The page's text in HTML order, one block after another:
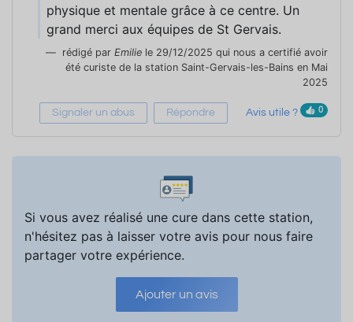
physique et mentale grâce à ce centre. Un
grand merci aux équipes de St Gervais.
rédigé par Emilie le 29/12/2025 qui nous a certifié avoir
été curiste de la station Saint-Gervais-les-Bains en Mai
2025
Signaler un abus Répondre Avis utile ? 0
Si vous avez réalisé une cure dans cette station,
n'hésitez pas à laisser votre avis pour nous faire
partager votre expérience.
Ajouter un avis